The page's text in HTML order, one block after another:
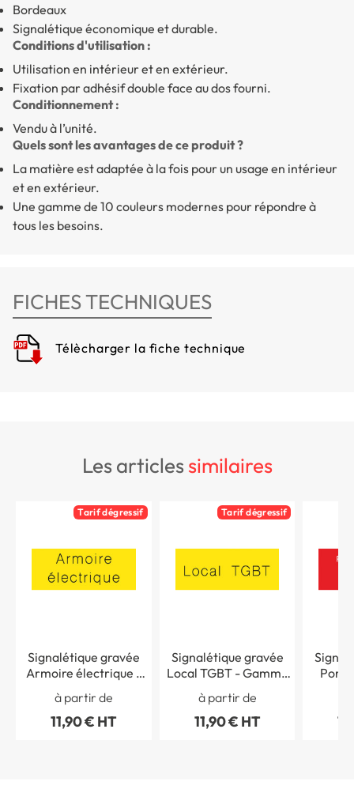
Bordeaux
Signalétique économique et durable.
Conditions d'utilisation :
Utilisation en intérieur et en extérieur.
Fixation par adhésif double face au dos fourni.
Conditionnement :
Vendu à l’unité.
Quels sont les avantages de ce produit ?
La matière est adaptée à la fois pour un usage en intérieur
et en extérieur.
Une gamme de 10 couleurs modernes pour répondre à
tous les besoins.
FICHES TECHNIQUES
Télècharger la fiche technique
les articlessimilaires
Tarif dégressif
Signalétique gravée
Armoire électrique -
Gamme Couleur
à partir de
11,90 € HT
Tarif dégressif
Signalétique gravée
Local TGBT - Gamme
Couleur
à partir de
11,90 € HT